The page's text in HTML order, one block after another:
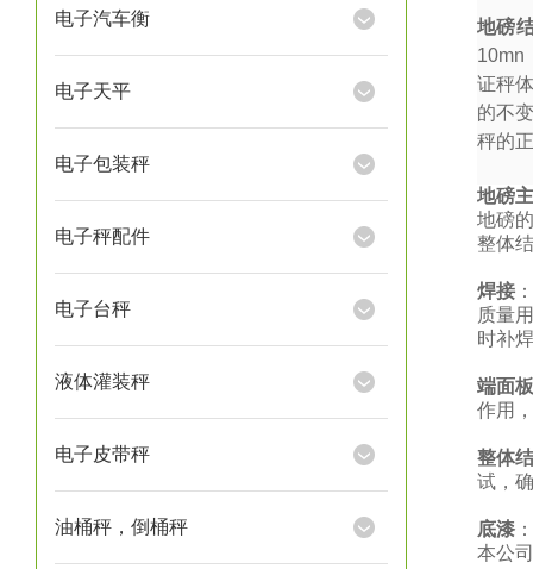
电子汽车衡
电子天平
电子包装秤
电子秤配件
电子台秤
液体灌装秤
电子皮带秤
油桶秤，倒桶秤
地磅
10mn
证秤
的不
秤的
地磅
地磅
整体
焊接
质量
时补
端面
作用
整体
试，
底漆
本公